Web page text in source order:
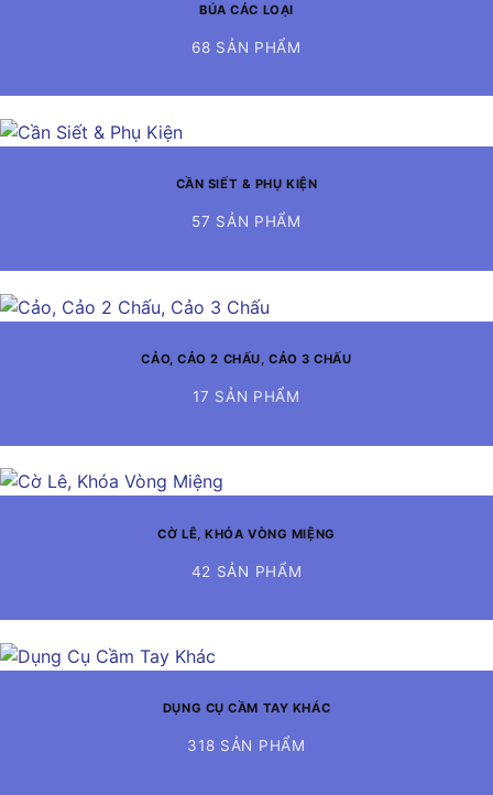
BÚA CÁC LOẠI
68 SẢN PHẨM
CẦN SIẾT & PHỤ KIỆN
57 SẢN PHẨM
CẢO, CẢO 2 CHẤU, CẢO 3 CHẤU
17 SẢN PHẨM
CỜ LÊ, KHÓA VÒNG MIỆNG
42 SẢN PHẨM
DỤNG CỤ CẦM TAY KHÁC
318 SẢN PHẨM